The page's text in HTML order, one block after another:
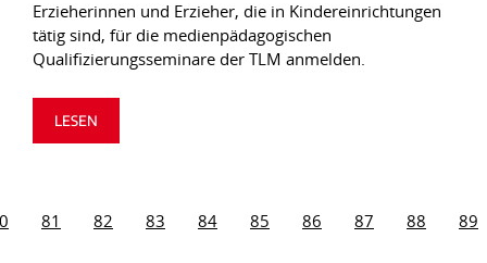
Erzieherinnen und Erzieher, die in Kindereinrichtungen
tätig sind, für die medienpädagogischen
Qualifizierungsseminare der TLM anmelden.
LESEN
81 82 83 84 85 86 87 88 89